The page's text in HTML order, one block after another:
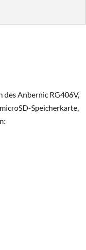
des Anbernic RG406V,
Speicherkarte,